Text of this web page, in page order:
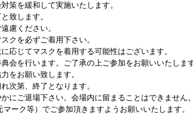
策を緩和して実施いたします。
致します。
慮ください。
クを必ずご着用下さい。
応じてマスクを着用する可能性はございます。
会を行います。ご了承の上ご参加をお願いいたしま
をお願い致します。
次第、終了となります。
にご退場下さい。会場内に留まることはできません。
マーク等）でご参加頂きますようお願いいたします。